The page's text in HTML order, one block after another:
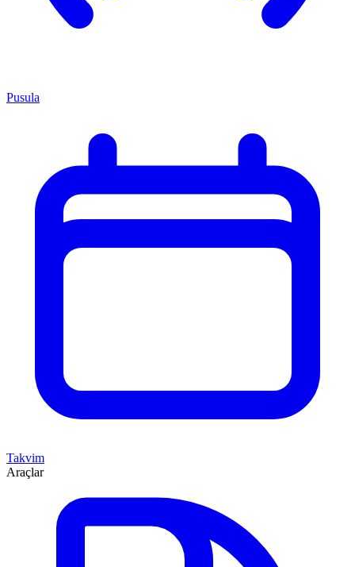
Pusula
Takvim
Araçlar